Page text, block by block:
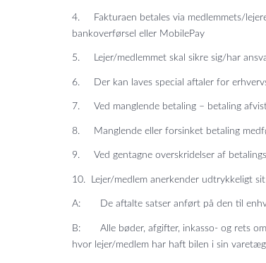
4. Fakturaen betales via medlemmets/
bankoverførsel eller MobilePay
5. Lejer/medlemmet skal sikre sig/har
6. Der kan laves special aftaler for
7. Ved manglende betaling – betaling
8. Manglende eller forsinket betaling
9. Ved gentagne overskridelser af
10. Lejer/medlem anerkender udtrykkeligt
A: De aftalte satser anført på den til
B: Alle bøder, afgifter, inkasso- og rets
hvor lejer/medlem har haft bilen i sin